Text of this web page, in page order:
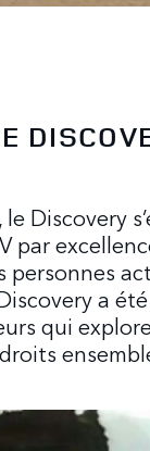
Discovery
par
personnes
a
qui